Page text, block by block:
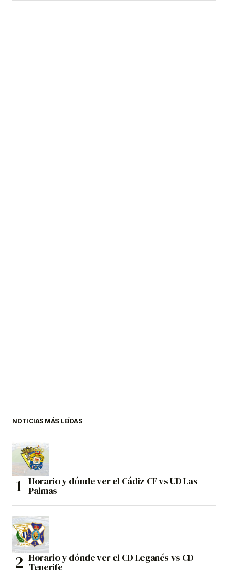
NOTICIAS MÁS LEÍDAS
Horario y dónde ver el Cádiz CF vs UD Las
Palmas
Horario y dónde ver el CD Leganés vs CD
Tenerife